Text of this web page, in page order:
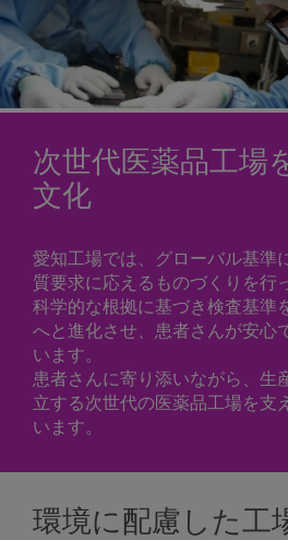
次世代医薬品工場
文化
愛知工場では、グローバル基準
質要求に応えるものづくりを行
科学的な根拠に基づき検査基準
へと進化させ、患者さんが安心
います。
患者さんに寄り添いながら、生
立する次世代の医薬品工場を支
います。
環境に配慮した工